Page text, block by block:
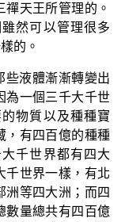
天王所管理的。
然可以管理很多
的。
些液體漸漸轉變出
為一個三千大千世
物質以及種種寶
，有四百億的種種
千世界都有四大
千世界一樣，有北
洲等四大洲；而四
數量總共有四百億